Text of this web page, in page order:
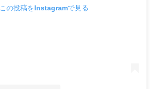
この投稿をInstagramで見る